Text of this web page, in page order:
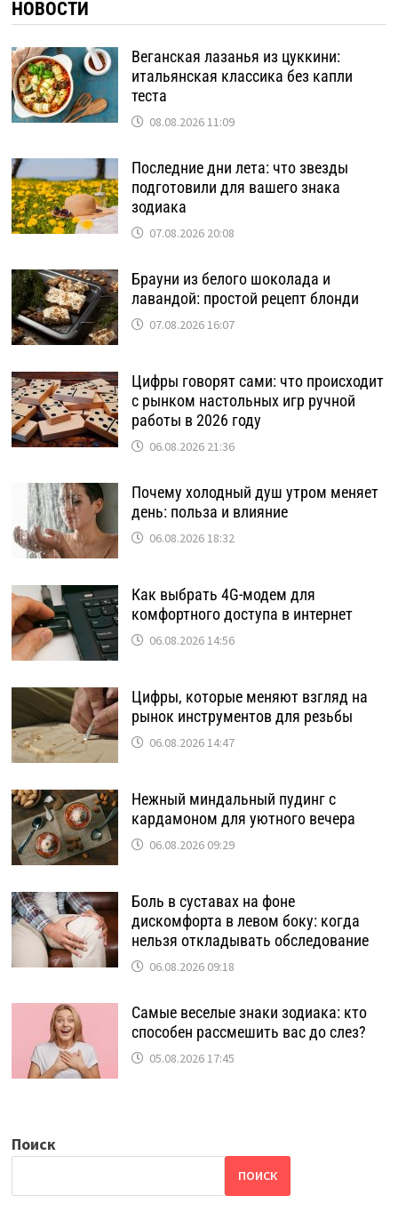
НОВОСТИ
Веганская лазанья из цуккини:
итальянская классика без капли
теста
08.08.2026 11:09
Последние дни лета: что звезды
подготовили для вашего знака
зодиака
07.08.2026 20:08
Брауни из белого шоколада и
лавандой: простой рецепт блонди
07.08.2026 16:07
Цифры говорят сами: что происходит
с рынком настольных игр ручной
работы в 2026 году
06.08.2026 21:36
Почему холодный душ утром меняет
день: польза и влияние
06.08.2026 18:32
Как выбрать 4G-модем для
комфортного доступа в интернет
06.08.2026 14:56
Цифры, которые меняют взгляд на
рынок инструментов для резьбы
06.08.2026 14:47
Нежный миндальный пудинг с
кардамоном для уютного вечера
06.08.2026 09:29
Боль в суставах на фоне
дискомфорта в левом боку: когда
нельзя откладывать обследование
06.08.2026 09:18
Самые веселые знаки зодиака: кто
способен рассмешить вас до слез?
05.08.2026 17:45
Поиск
ПОИСК